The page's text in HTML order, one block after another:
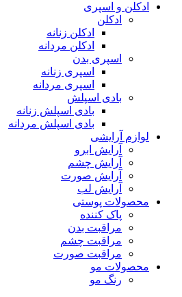
ادکلن و اسپری
ادکلن
ادکلن زنانه
ادکلن مردانه
اسپری بدن
اسپری زنانه
اسپری مردانه
بادی اسپلش
بادی اسپلش زنانه
بادی اسپلش مردانه
لوازم آرایشی
آرایش ابرو
آرایش چشم
آرایش صورت
آرایش لب
محصولات پوستی
پاک کننده
مراقبت بدن
مراقبت چشم
مراقبت صورت
محصولات مو
رنگ مو